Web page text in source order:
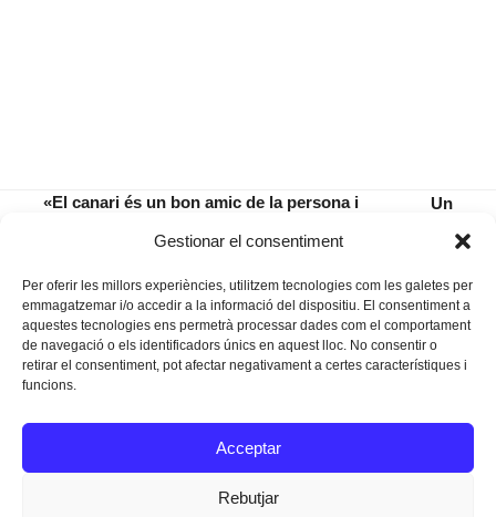
Gestionar el consentiment
Per oferir les millors experiències, utilitzem tecnologies com les galetes per
emmagatzemar i/o accedir a la informació del dispositiu. El consentiment a
aquestes tecnologies ens permetrà processar dades com el comportament
de navegació o els identificadors únics en aquest lloc. No consentir o
retirar el consentiment, pot afectar negativament a certes característiques i
funcions.
Acceptar
Rebutjar
«El canari és un bon amic de la persona i
Un
Instagram
Facebook
Twitter
Texts Legals